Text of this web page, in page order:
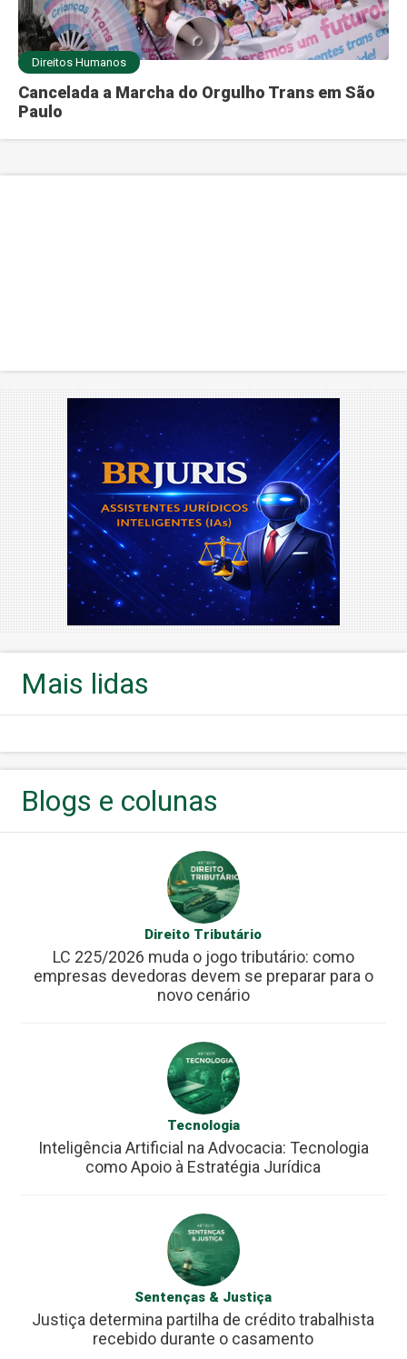
Direitos Humanos
Cancelada a Marcha do Orgulho Trans em São
Paulo
Mais lidas
Blogs e colunas
Direito Tributário
LC 225/2026 muda o jogo tributário: como
empresas devedoras devem se preparar para o
novo cenário
Tecnologia
Inteligência Artificial na Advocacia: Tecnologia
como Apoio à Estratégia Jurídica
Sentenças & Justiça
Justiça determina partilha de crédito trabalhista
recebido durante o casamento